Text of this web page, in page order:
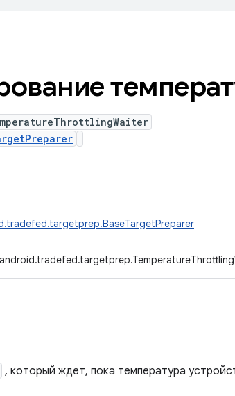
, который ждет, пока температура